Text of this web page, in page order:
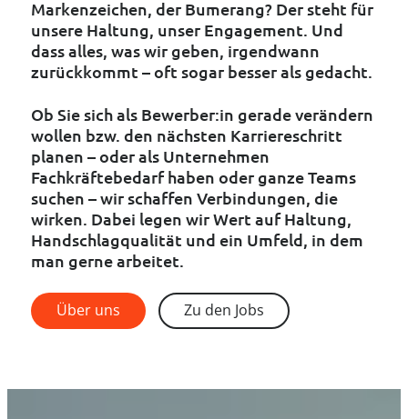
Markenzeichen, der Bumerang? Der steht für
unsere Haltung, unser Engagement. Und
dass alles, was wir geben, irgendwann
zurückkommt – oft sogar besser als gedacht.
Ob Sie sich als Bewerber:in gerade verändern
wollen bzw. den nächsten Karriereschritt
planen – oder als Unternehmen
Fachkräftebedarf haben oder ganze Teams
suchen – wir schaffen Verbindungen, die
wirken. Dabei legen wir Wert auf Haltung,
Handschlagqualität und ein Umfeld, in dem
man gerne arbeitet.
Über uns Zu den Jobs